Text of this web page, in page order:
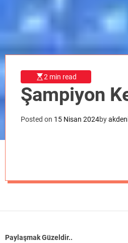
2 min read
Şampiyon
Posted on 15 Nisan 2024by
Paylaşmak Güzeldir..